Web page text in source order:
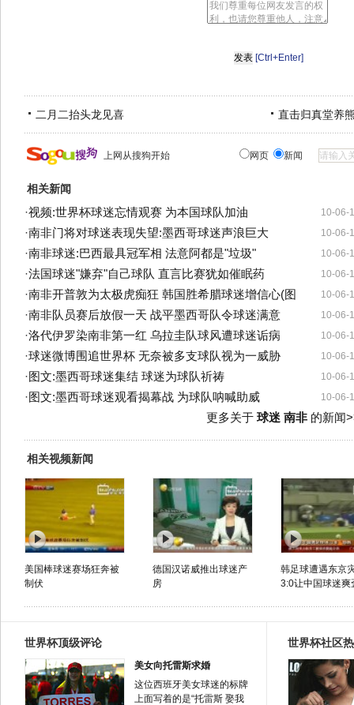
[Ctrl+Enter]
二月二抬头龙见喜 直击归真堂养
上网从搜狗开始 网页 新闻
相关新闻
10-06-
·视频:世界杯球迷忘情观赛 为本国球队加油
10-06-
·南非门将对球迷表现失望:墨西哥球迷声浪巨大
10-06-
·南非球迷:巴西最具冠军相 法意阿都是"垃圾"
10-06-
·法国球迷"嫌弃"自己球队 直言比赛犹如催眠药
10-06-
·南非开普敦为太极虎痴狂 韩国胜希腊球迷增信心(图
10-06-
·南非队员赛后放假一天 战平墨西哥队令球迷满意
10-06-
·洛代伊罗染南非第一红 乌拉圭队球风遭球迷诟病
10-06-
·球迷微博围追世界杯 无奈被多支球队视为一威胁
10-06-
· 图文:墨西哥球迷集结 球迷为球队祈祷
10-06-
· 图文:墨西哥球迷观看揭幕战 为球队呐喊助威
更多关于 球迷 南非的新闻
相关视频新闻
美国棒球迷赛场狂奔被
制伏
德国汉诺威推出球迷产
房
韩足球遭遇东京
3:0让中国球迷爽
世界杯顶级评论
美女向托雷斯求婚
这位西班牙美女球迷的标牌
上面写着的是“托雷斯 娶我
世界杯社区